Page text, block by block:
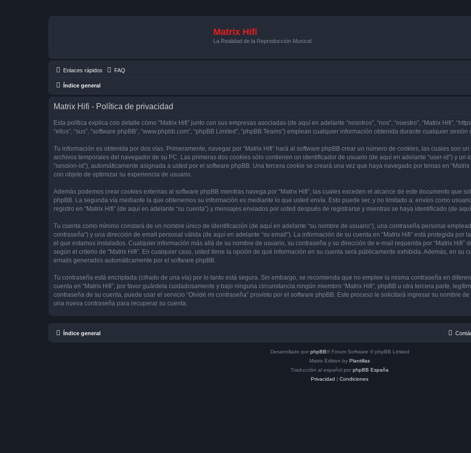
Matrix Hifi
La Realidad de la Reproducción Musical
Enlaces rápidos FAQ
Índice general
Matrix Hifi - Política de privacidad
Esta política explica con detalle cómo “Matrix Hifi” junto con sus empresas asociadas (de aquí en adelante “nosotros”, “nos”, “nuestro”, “Matrix Hifi”,
“ellos”, “sus”, “software phpBB”, “www.phpbb.com”, “phpBB Limited”, “phpBB Teams”) emplean cualquier información obtenida durante cualquier
Tu información es obtenida por dos vías. Primeramente, navegar por “Matrix Hifi” hará al software phpBB crear un número de cookies, las cuales son
archivos temporales del navegador de su PC. Las primeras dos cookies sólo contienen un identificador de usuario (de aquí en adelante “user-id”) y
“session-id”), automáticamente asignada a usted por el software phpBB. Una tercera cookie se creará una vez que haya navegado por temas en
con objeto de optimizar su experiencia de usuario.
Además podemos crear cookies externas al software phpBB mientras navega por “Matrix Hifi”, las cuales exceden el alcance de este documento que
phpBB. La segunda vía mediante la que obtenemos su información es mediante lo que usted envía. Esto puede ser, y no limitado a: envíos como
registro en “Matrix Hifi” (de aquí en adelante “su cuenta”) y mensajes enviados por usted después de registrarse y mientras se haya identificado (de
Tu cuenta como mínimo constará de un nombre único de identificación (de aquí en adelante “su nombre de usuario”), una contraseña personal
contraseña”) y una dirección de email personal válida (de aquí en adelante “su email”). La información de su cuenta en “Matrix Hifi” está protegida por
el que estamos instalados. Cualquier información más allá de su nombre de usuario, su contraseña y su dirección de e-mail requerida por “Matrix Hifi”
según el criterio de “Matrix Hifi”. En cualquier caso, usted tiene la opción de qué información en su cuenta será públicamente exhibida. Además, en su
emails generados automáticamente por el software phpBB.
Tu contraseña está encriptada (cifrado de una vía) por lo tanto está segura. Sin embargo, se recomienda que no emplee la misma contraseña en
cuenta en “Matrix Hifi”, por favor guárdela cuidadosamente y bajo ninguna circunstancia ningún miembro “Matrix Hifi”, phpBB u otra tercera parte,
contraseña de su cuenta, puede usar el servicio “Olvidé mi contraseña” provisto por el software phpBB. Este proceso le solicitará ingresar su nombre
una nueva contraseña para recuperar su cuenta.
Índice general
Desarrollado por phpBB® Forum Software © phpBB Limited
Matrix Edition by Plantillas
Traducción al español por phpBB España
Privacidad | Condiciones